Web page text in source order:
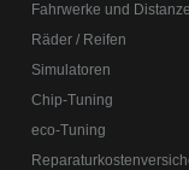
Fahrwerke und
Räder / Reifen
Simulatoren
Chip-Tuning
eco-Tuning